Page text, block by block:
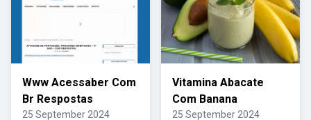
Www Acessaber Com
Br Respostas
25 September 2024
Vitamina Abacate
Com Banana
25 September 2024